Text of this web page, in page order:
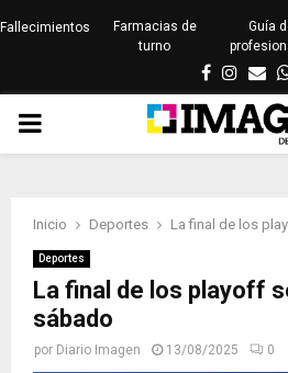
Fallecimientos
Farmacias de
turno
Guía
Facebook
PRIMARY
Inicio Deportes La final de los
Deportes
La final de los playoff
sábado
por Diario Imagen 13/08/2025 0